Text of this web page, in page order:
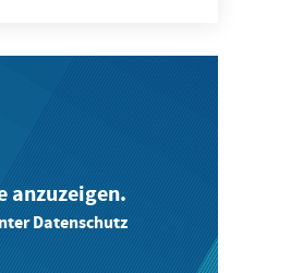
anzuzeigen.
Datenschutz